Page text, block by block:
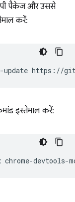
पैकेज और उससे
करें:
इस्तेमाल करें: